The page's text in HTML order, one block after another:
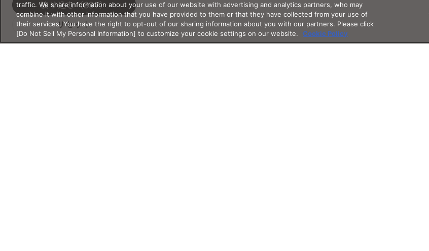
ブリッジ幅
mm 〜 mm
スクリーン
スポーツ・ア
ウトドア
ライフスタイ
ル
リラックス・
睡眠
リセット
絞り込む（837）
traffic. We share information about your use of our website with advertising and analytics partners, who may
combine it with other information that you have provided to them or that they have collected from your use of
their services. You have the right to opt-out of our sharing information about you with our partners. Please click
[Do Not Sell My Personal Information] to customize your cookie settings on our website.
Cookie Policy